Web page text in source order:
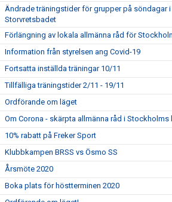
Ändrade träningstider för grupper på söndagar i
Storvretsbadet
Förlängning av lokala allmänna råd för
Information från styrelsen ang Covid-19
Fortsatta inställda träningar 10/11
Tillfälliga träningstider 2/11 - 19/11
Ordförande om läget
Om Corona - skärpta allmänna råd i Stockholms
10% rabatt på Freker Sport
Klubbkampen BRSS vs Ösmo SS
Årsmöte 2020
Boka plats för höstterminen 2020